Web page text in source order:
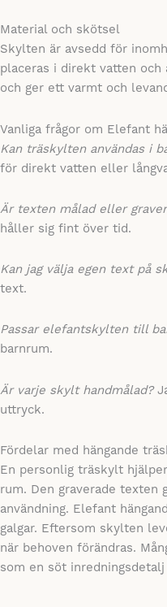
Material och skötsel
Skylten är avsedd för
placeras i direkt vatten och
och ger ett varmt och
Vanliga frågor om Elefant
Kan träskylten användas i
för direkt vatten eller
Är texten målad eller
håller sig fint över tid.
Kan jag välja egen text på
text.
Passar elefantskylten till
barnrum.
Är varje skylt handmålad?
uttryck.
Fördelar med hängande
En personlig träskylt
rum. Den graverade
användning. Elefant
galgar. Eftersom skylten
när behoven förändras.
som en söt